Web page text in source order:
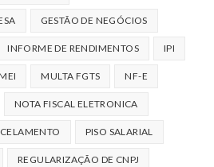
GESTÃO DE NEGÓCIOS
INFORME DE RENDIMENTOS IPI
MULTA FGTS NF-E
NOTA FISCAL ELETRONICA
PISO SALARIAL
REGULARIZAÇÃO DE CNPJ